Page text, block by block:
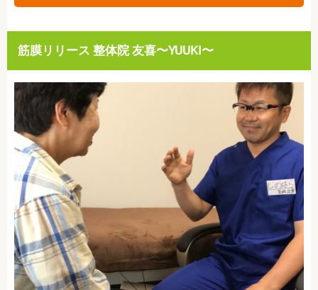
筋膜リリース 整体院 友喜〜YUUKI〜